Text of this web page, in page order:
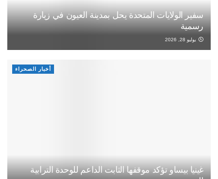
سفير الولايات المتحدة يحل بمدينة العيون في زيارة
رسمية
يوليو 28, 2026
أخبار الصحراء
غينيا بيساو تؤكد موقفها الثابت الداعم للوحدة الترابية